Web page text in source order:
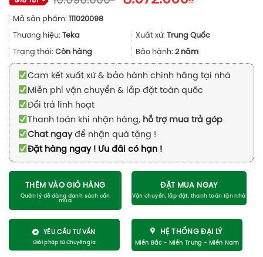
10.090.000₫.là:
Mã sản phẩm: 111020098
Thương hiệu: Teka Xuất xứ: Trung Quốc
Trạng thái: Còn hàng Bảo hành: 2 năm
Cam kết xuất xứ & bảo hành chính hãng tại nhà
Miễn phí vận chuyển & lắp đặt toàn quốc
Đổi trả linh hoạt
Thanh toán khi nhận hàng, hỗ trợ mua trả góp
Chat ngayđể nhận quà tặng !
Đặt hàng ngay ! Ưu đãi có hạn !
THÊM VÀO GIỎ HÀNG ĐẶT MUA NGAY
YÊU CẦU TƯ VẤN HỆ THỐNG ĐẠI LÝ